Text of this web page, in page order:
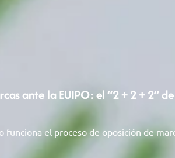
ante la EUIPO: el “2 + 2 + 2”
funciona el proceso de oposición de